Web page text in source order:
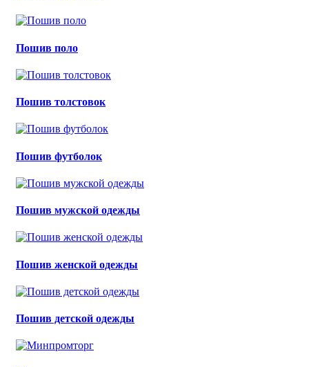
Пошив поло
Пошив толстовок
Пошив футболок
Пошив мужской одежды
Пошив женской одежды
Пошив детской одежды